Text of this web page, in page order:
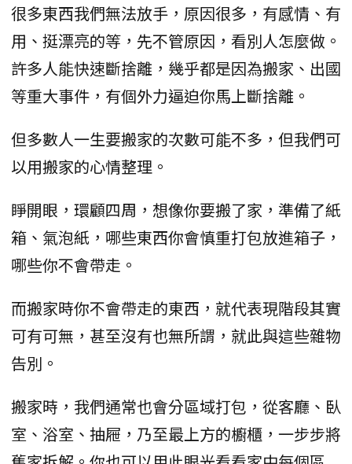
很多東西我們無法放手，原因很多，有感情、有
用、挺漂亮的等，先不管原因，看別人怎麼做。
許多人能快速斷捨離，幾乎都是因為搬家、出國
等重大事件，有個外力逼迫你馬上斷捨離。
但多數人一生要搬家的次數可能不多，但我們可
以用搬家的心情整理。
睜開眼，環顧四周，想像你要搬了家，準備了紙
箱、氣泡紙，哪些東西你會慎重打包放進箱子，
哪些你不會帶走。
而搬家時你不會帶走的東西，就代表現階段其實
可有可無，甚至沒有也無所謂，就此與這些雜物
告別。
搬家時，我們通常也會分區域打包，從客廳、臥
室、浴室、抽屜，乃至最上方的櫥櫃，一步步將